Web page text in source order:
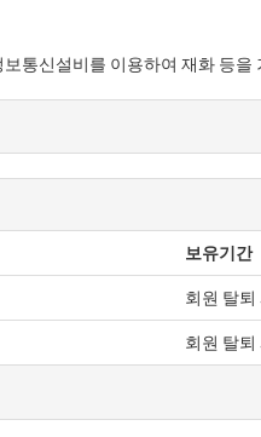
통신설비를 이용하여 재화 등
주소를 포함), 전화번호·모사전
(전면)에 게시합니다. 다만, 약
같은 중요한 내용을 이용자가
전자거래기본법」, 「전자금융
보유기간
회원 탈퇴
회원 탈퇴